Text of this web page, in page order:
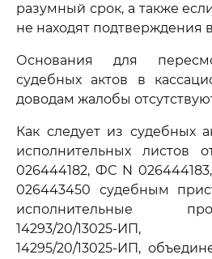
разумный срок, а также
не находят подтверждения
Основания для
судебных актов в
доводам жалобы
Как следует из судебных
исполнительных листов
026444182, ФС N
026443450 судебным
исполнительные
14293/20/13025-ИП,
14295/20/13025-ИП,